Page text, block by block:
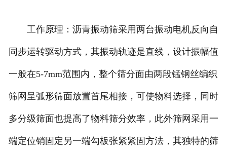
工作原理：沥青振动筛采用两台振动电机反向自
同步运转驱动方式，其振动轨迹是直线，设计振幅值
一般在5-7mm范围内，整个筛分面由两段锰钢丝编织
筛网呈弧形筛面放置首尾相接，可使物料选择，同时
多分级筛面也提高了物料筛分效率，此外筛网采用一
端定位销固定另一端勾板张紧紧固方法，其独特的筛